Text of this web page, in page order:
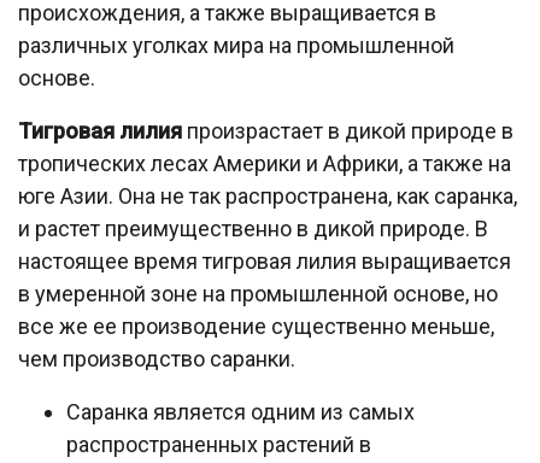
происхождения, а также выращивается в
различных уголках мира на промышленной
основе.
Тигровая лилия произрастает в дикой природе в
тропических лесах Америки и Африки, а также на
юге Азии. Она не так распространена, как саранка,
и растет преимущественно в дикой природе. В
настоящее время тигровая лилия выращивается
в умеренной зоне на промышленной основе, но
все же ее производение существенно меньше,
чем производство саранки.
Саранка является одним из самых
распространенных растений в